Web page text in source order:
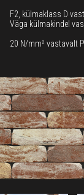
F2, külmaklass D
Väga külmakindel
20 N/mm² vastavalt